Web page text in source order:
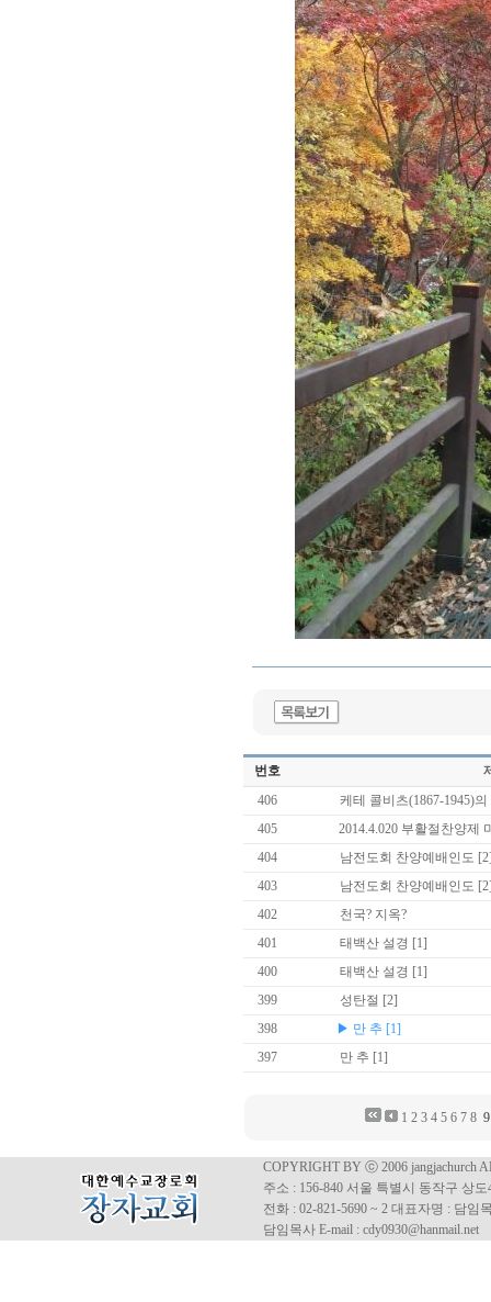
번호
406
케테 콜비츠(1867-1945)
405
2014.4.020 부활절찬양제
404
남전도회 찬양예배인도
403
남전도회 찬양예배인도
402
천국? 지옥?
401
태백산 설경 [1]
400
태백산 설경 [1]
399
성탄절 [2]
398
▶ 만 추 [1]
397
만 추 [1]
1 2 3 4 5 6 7 8
COPYRIGHT BY ⓒ 2006 jangjachurch
주소 : 156-840 서울 특별시 동작구 상도
전화 : 02-821-5690 ~ 2 대표자명 : 담임
담임목사 E-mail : cdy0930@hanmail.net